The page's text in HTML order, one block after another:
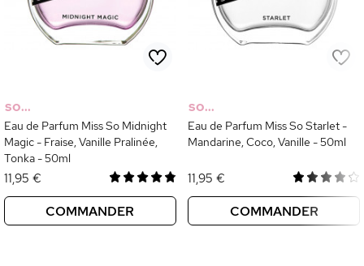
SO...
Eau de Parfum Miss So Midnight
Magic - Fraise, Vanille Pralinée,
Tonka - 50ml
11,95 €
COMMANDER
SO...
Eau de Parfum Miss So Starlet -
Mandarine, Coco, Vanille - 50ml
11,95 €
COMMANDER